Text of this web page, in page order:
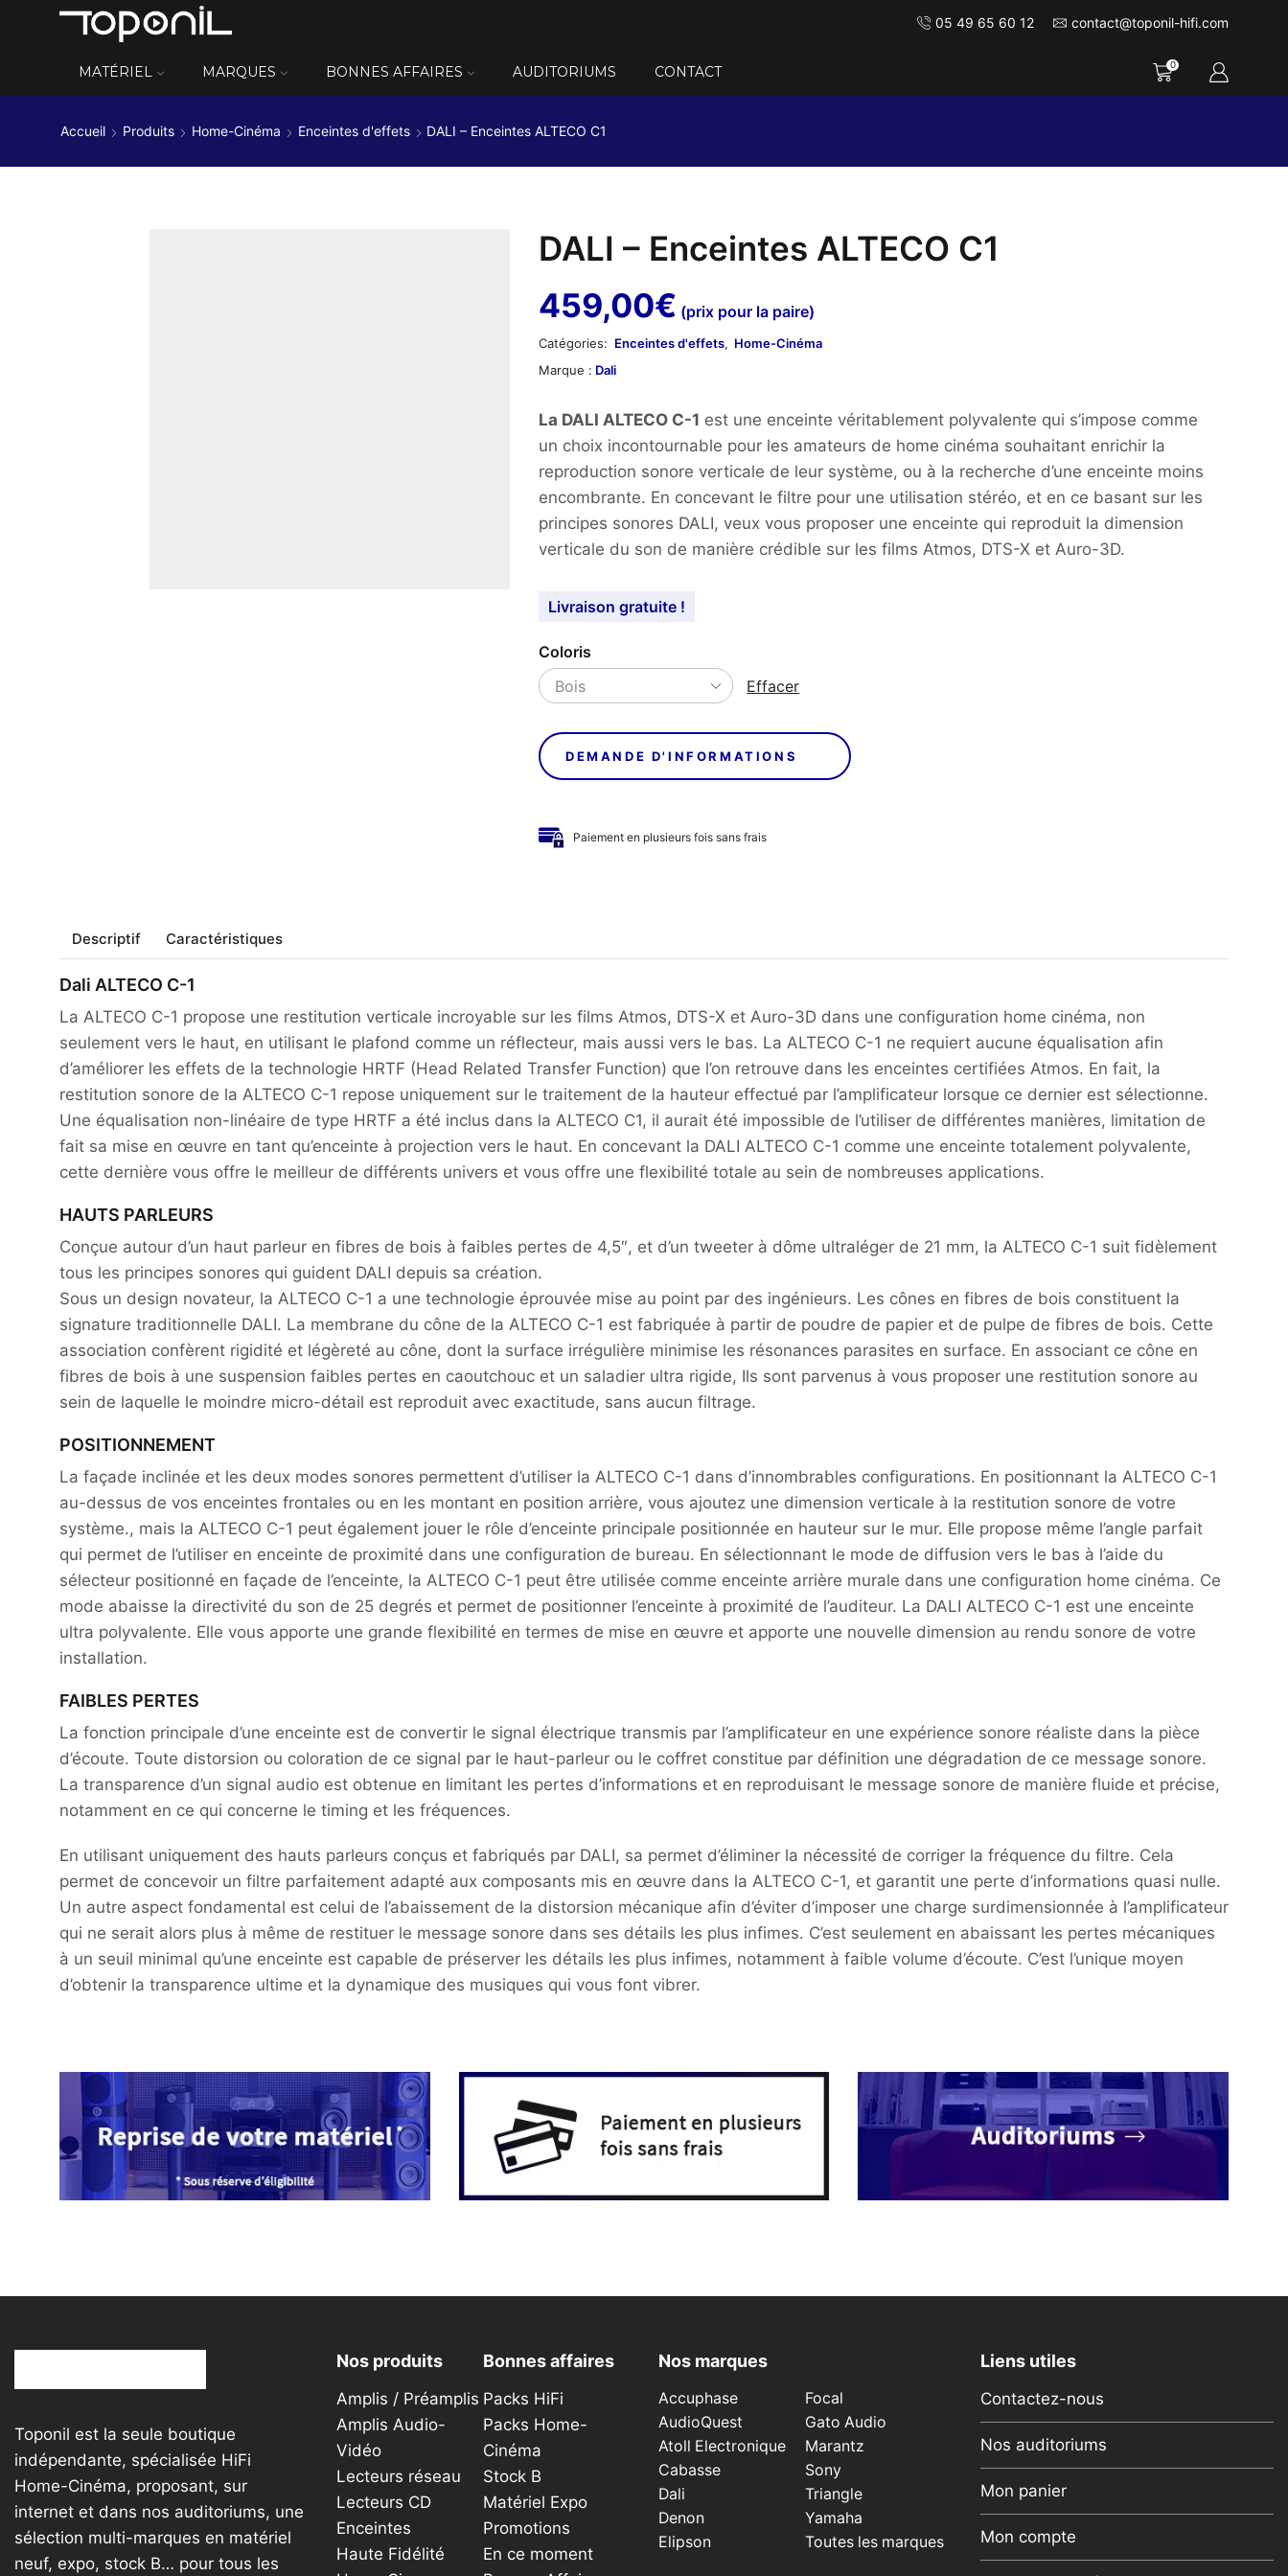
05 49 65 60 12 contact@toponil-hifi.com
MATÉRIEL MARQUES BONNES AFFAIRES AUDITORIUMS CONTACT 0
Accueil Produits Home-Cinéma Enceintes d'effets DALI – Enceintes ALTECO C1
DALI – Enceintes ALTECO C1
459,00€ (prix pour la paire)
Catégories: Enceintes d'effets, Home-Cinéma
Marque : Dali
La DALI ALTECO C-1 est une enceinte véritablement polyvalente qui s’impose comme
un choix incontournable pour les amateurs de home cinéma souhaitant enrichir la
reproduction sonore verticale de leur système, ou à la recherche d’une enceinte moins
encombrante. En concevant le filtre pour une utilisation stéréo, et en ce basant sur les
principes sonores DALI, veux vous proposer une enceinte qui reproduit la dimension
verticale du son de manière crédible sur les films Atmos, DTS-X et Auro-3D.
Livraison gratuite !
Coloris
Effacer
DEMANDE D'INFORMATIONS
Paiement en plusieurs fois sans frais
Descriptif Caractéristiques
Dali ALTECO C-1
La ALTECO C-1 propose une restitution verticale incroyable sur les films Atmos, DTS-X et Auro-3D dans une configuration home cinéma, non
seulement vers le haut, en utilisant le plafond comme un réflecteur, mais aussi vers le bas. La ALTECO C-1 ne requiert aucune équalisation afin
d’améliorer les effets de la technologie HRTF (Head Related Transfer Function) que l’on retrouve dans les enceintes certifiées Atmos. En fait, la
restitution sonore de la ALTECO C-1 repose uniquement sur le traitement de la hauteur effectué par l’amplificateur lorsque ce dernier est sélectionne.
Une équalisation non-linéaire de type HRTF a été inclus dans la ALTECO C1, il aurait été impossible de l’utiliser de différentes manières, limitation de
fait sa mise en œuvre en tant qu’enceinte à projection vers le haut. En concevant la DALI ALTECO C-1 comme une enceinte totalement polyvalente,
cette dernière vous offre le meilleur de différents univers et vous offre une flexibilité totale au sein de nombreuses applications.
HAUTS PARLEURS
Conçue autour d’un haut parleur en fibres de bois à faibles pertes de 4,5″, et d’un tweeter à dôme ultraléger de 21 mm, la ALTECO C-1 suit fidèlement
tous les principes sonores qui guident DALI depuis sa création.
Sous un design novateur, la ALTECO C-1 a une technologie éprouvée mise au point par des ingénieurs. Les cônes en fibres de bois constituent la
signature traditionnelle DALI. La membrane du cône de la ALTECO C-1 est fabriquée à partir de poudre de papier et de pulpe de fibres de bois. Cette
association confèrent rigidité et légèreté au cône, dont la surface irrégulière minimise les résonances parasites en surface. En associant ce cône en
fibres de bois à une suspension faibles pertes en caoutchouc et un saladier ultra rigide, Ils sont parvenus à vous proposer une restitution sonore au
sein de laquelle le moindre micro-détail est reproduit avec exactitude, sans aucun filtrage.
POSITIONNEMENT
La façade inclinée et les deux modes sonores permettent d’utiliser la ALTECO C-1 dans d’innombrables configurations. En positionnant la ALTECO C-1
au-dessus de vos enceintes frontales ou en les montant en position arrière, vous ajoutez une dimension verticale à la restitution sonore de votre
système., mais la ALTECO C-1 peut également jouer le rôle d’enceinte principale positionnée en hauteur sur le mur. Elle propose même l’angle parfait
qui permet de l’utiliser en enceinte de proximité dans une configuration de bureau. En sélectionnant le mode de diffusion vers le bas à l’aide du
sélecteur positionné en façade de l’enceinte, la ALTECO C-1 peut être utilisée comme enceinte arrière murale dans une configuration home cinéma. Ce
mode abaisse la directivité du son de 25 degrés et permet de positionner l’enceinte à proximité de l’auditeur. La DALI ALTECO C-1 est une enceinte
ultra polyvalente. Elle vous apporte une grande flexibilité en termes de mise en œuvre et apporte une nouvelle dimension au rendu sonore de votre
installation.
FAIBLES PERTES
La fonction principale d’une enceinte est de convertir le signal électrique transmis par l’amplificateur en une expérience sonore réaliste dans la pièce
d’écoute. Toute distorsion ou coloration de ce signal par le haut-parleur ou le coffret constitue par définition une dégradation de ce message sonore.
La transparence d’un signal audio est obtenue en limitant les pertes d’informations et en reproduisant le message sonore de manière fluide et précise,
notamment en ce qui concerne le timing et les fréquences.
En utilisant uniquement des hauts parleurs conçus et fabriqués par DALI, sa permet d’éliminer la nécessité de corriger la fréquence du filtre. Cela
permet de concevoir un filtre parfaitement adapté aux composants mis en œuvre dans la ALTECO C-1, et garantit une perte d’informations quasi nulle.
Un autre aspect fondamental est celui de l’abaissement de la distorsion mécanique afin d’éviter d’imposer une charge surdimensionnée à l’amplificateur
qui ne serait alors plus à même de restituer le message sonore dans ses détails les plus infimes. C’est seulement en abaissant les pertes mécaniques
à un seuil minimal qu’une enceinte est capable de préserver les détails les plus infimes, notamment à faible volume d’écoute. C’est l’unique moyen
d’obtenir la transparence ultime et la dynamique des musiques qui vous font vibrer.
Toponil est la seule boutique
indépendante, spécialisée HiFi
Home-Cinéma, proposant, sur
internet et dans nos auditoriums, une
sélection multi-marques en matériel
neuf, expo, stock B… pour tous les
Nos produits
Amplis / Préamplis
Amplis Audio-
Vidéo
Lecteurs réseau
Lecteurs CD
Enceintes
Haute Fidélité
Bonnes affaires
Packs HiFi
Packs Home-
Cinéma
Stock B
Matériel Expo
Promotions
En ce moment
Nos marques
Accuphase
AudioQuest
Atoll Electronique
Cabasse
Dali
Denon
Elipson
Focal
Gato Audio
Marantz
Sony
Triangle
Yamaha
Toutes les marques
Liens utiles
Contactez-nous
Nos auditoriums
Mon panier
Mon compte